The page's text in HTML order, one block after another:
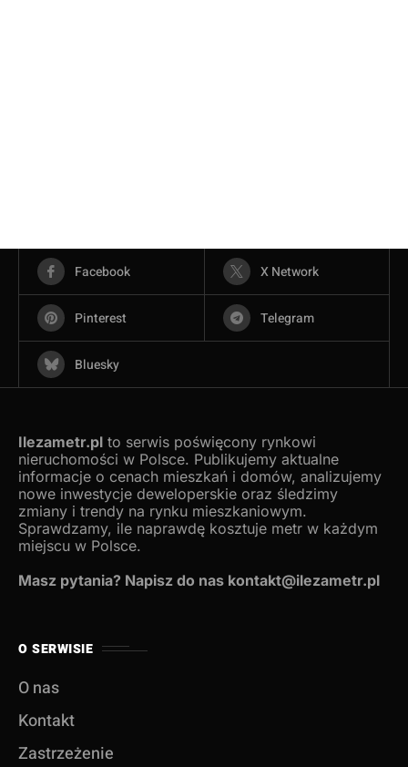
Facebook X Network
Pinterest Telegram
Bluesky
Ilezametr.pl to serwis poświęcony rynkowi
nieruchomości w Polsce. Publikujemy aktualne
informacje o cenach mieszkań i domów, analizujemy
nowe inwestycje deweloperskie oraz śledzimy
zmiany i trendy na rynku mieszkaniowym.
Sprawdzamy, ile naprawdę kosztuje metr w każdym
miejscu w Polsce.
Masz pytania? Napisz do nas kontakt@ilezametr.pl
O SERWISIE
O nas
Kontakt
Zastrzeżenie